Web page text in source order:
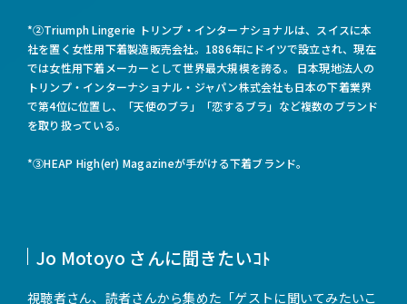
*②Triumph Lingerie トリンプ・インターナショナルは、スイスに本
社を置く女性用下着製造販売会社。1886年にドイツで設立され、現在
では女性用下着メーカーとして世界最大規模を誇る。 日本現地法人の
トリンプ・インターナショナル・ジャパン株式会社も日本の下着業界
で第4位に位置し、「天使のブラ」「恋するブラ」など複数のブランド
を取り扱っている。
*③HEAP High(er) Magazineが手がける下着ブランド。
Jo Motoyo さんに聞きたいｺﾄ
視聴者さん、読者さんから集めた「ゲストに聞いてみたいこ